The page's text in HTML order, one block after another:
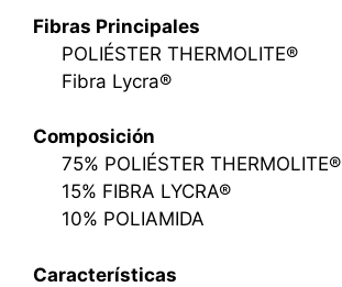
Fibras Principales
POLIÉSTER THERMOLITE®
Fibra Lycra®
Composición
75% POLIÉSTER THERMOLITE®
15% FIBRA LYCRA®
10% POLIAMIDA
Características